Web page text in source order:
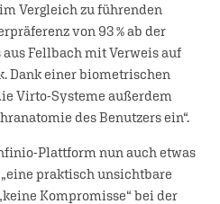
Vergleich zu führenden
von 93 % ab der
aus Fellbach mit Verweis auf
Dank einer biometrischen
Virto-Systeme außerdem
des Benutzers ein“.
Plattform nun auch etwas
praktisch unsichtbare
Kompromisse“ bei der